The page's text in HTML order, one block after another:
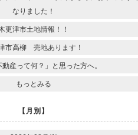
なりました！
更津市土地情報！！
市高柳 売地あります！
動産って何？」と思った方へ。
もっとみる
【月別】